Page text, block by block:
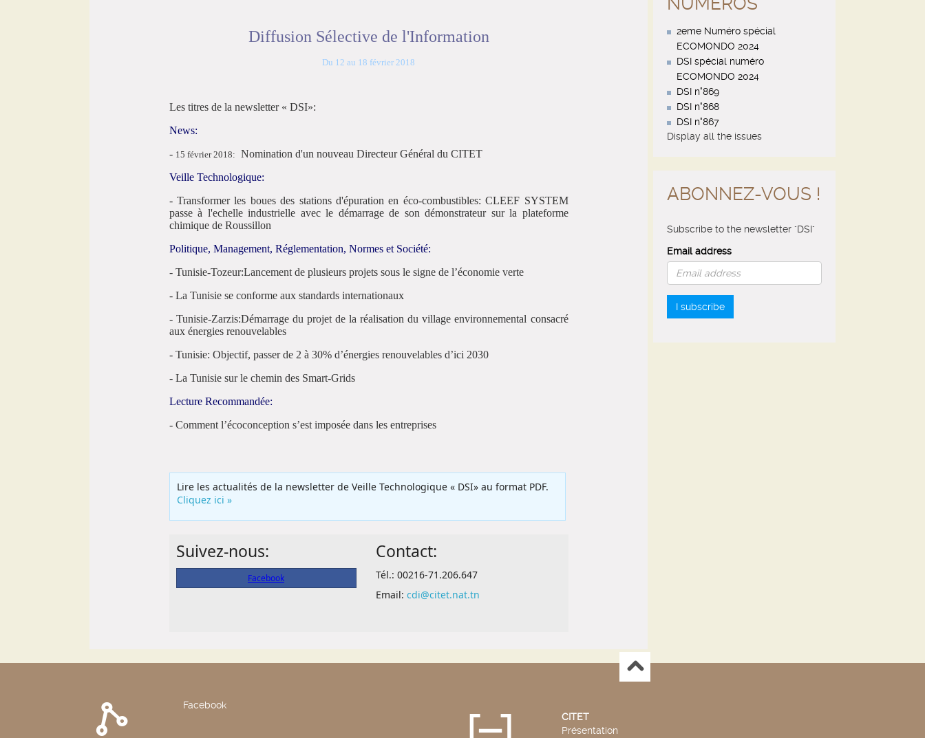
2eme Numéro spécial
ECOMONDO 2024
DSI spécial numéro
ECOMONDO 2024
DSI n°869
DSI n°868
DSI n°867
Display all the issues
ABONNEZ-VOUS !
Subscribe to the newsletter "DSI"
Email address
I subscribe
Facebook
CITET
Présentation